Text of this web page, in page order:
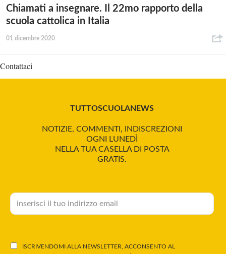
Chiamati a insegnare. Il 22mo rapporto della
scuola cattolica in Italia
01 dicembre 2020
Contattaci
TUTTOSCUOLANEWS
NOTIZIE, COMMENTI, INDISCREZIONI
OGNI LUNEDÌ
NELLA TUA CASELLA DI POSTA
GRATIS.
ISCRIVENDOMI ALLA NEWSLETTER, ACCONSENTO AL